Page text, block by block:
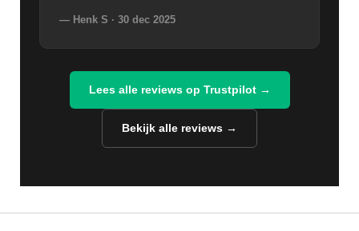
— Henk S · 30 dec 2025
Lees alle reviews op Trustpilot →
Bekijk alle reviews →